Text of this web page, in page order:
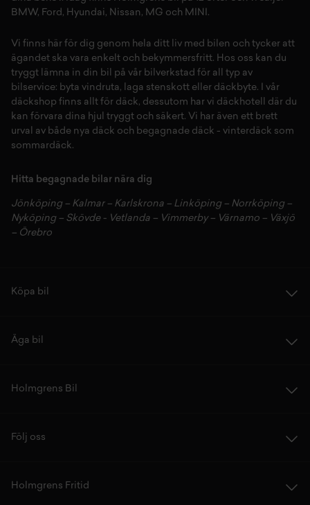
BMW, Ford, Hyundai, Nissan , MG och MINI.
Vi finns här för dig genom hela ditt liv med bilen och tycker att
ägandet ska vara enkelt och bekymmersfritt. Hos oss kan du
tryggt lämna in din bil på vår bilverkstad för all typ av
bilservice: byta vindruta, laga stenskott eller däckbyte. I vår
däckshop finns allt för däck, dessutom har vi däckhotell där du
kan förvara dina hjul tryggt och säkert. Vi har även ett brett
urval av både nya däck och begagnade däck - vinterdäck som
sommardäck.
Hitta begagnade bilar nära dig
Jönköping– Kalmar – Karlskrona – Linköping– Norrköping–
Nyköping– Skövde- Vetlanda – Vimmerby– Värnamo – Växjö
– Örebro
Köpa bil
Äga bil
Holmgrens Bil
Följ oss
Holmgrens Fritid